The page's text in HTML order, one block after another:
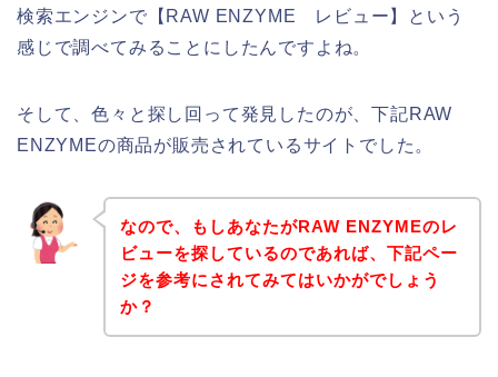
検索エンジンで【RAW ENZYME レビュー】という
感じで調べてみることにしたんですよね。
そして、色々と探し回って発見したのが、下記RAW
ENZYMEの商品が販売されているサイトでした。
なので、もしあなたがRAW ENZYMEのレ
ビューを探しているのであれば、下記ペー
ジを参考にされてみてはいかがでしょう
か？